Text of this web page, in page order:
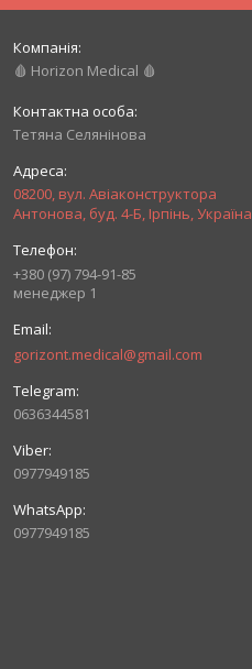
🩸 Horizon Medical 🩸
Тетяна Селянінова
08200, вул. Авіаконструктора
Антонова, буд. 4-Б, Ірпінь, Україна
+380 (97) 794-91-85
менеджер 1
gorizont.medical@gmail.com
0636344581
0977949185
0977949185